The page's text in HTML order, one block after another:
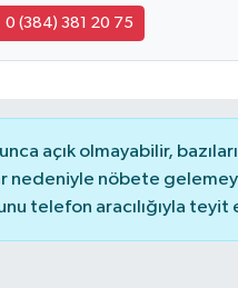
0 (384) 381 20 75
açık olmayabilir,
nedeniyle nöbete
telefon aracılığıyla